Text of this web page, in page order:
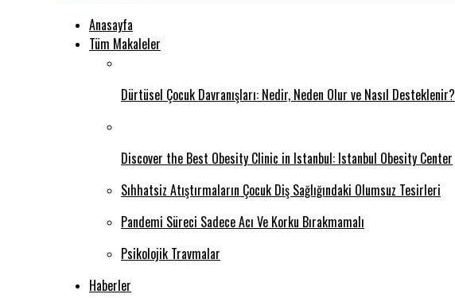
Anasayfa
Tüm Makaleler
Dürtüsel Çocuk Davranışları: Nedir, Neden Olur ve Nasıl Desteklenir?
Discover the Best Obesity Clinic in Istanbul: Istanbul Obesity Center
Sıhhatsiz Atıştırmaların Çocuk Diş Sağlığındaki Olumsuz Tesirleri
Pandemi Süreci Sadece Acı Ve Korku Bırakmamalı
Psikolojik Travmalar
Haberler